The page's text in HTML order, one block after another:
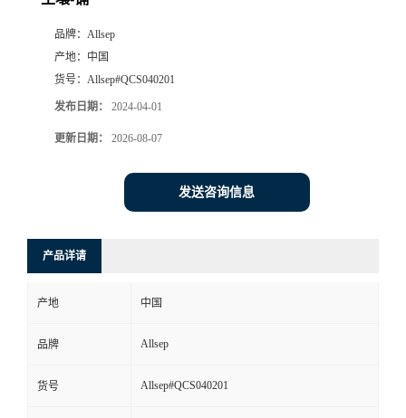
品牌： Allsep
产地： 中国
货号： Allsep#QCS040201
发布日期： 2024-04-01
更新日期： 2026-08-07
发送咨询信息
产品详请
产地 中国
品牌 Allsep
货号 Allsep#QCS040201